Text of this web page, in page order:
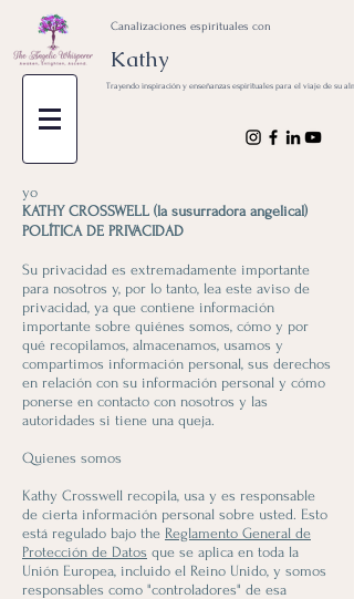
Kathy
Canalizaciones espirituales con
Trayendo inspiración y enseñanzas espirituales para el viaje de su
yo
KATHY CROSSWELL (la susurradora angelical)
POLÍTICA DE PRIVACIDAD
Su privacidad es extremadamente importante
para nosotros y, por lo tanto, lea este aviso de
privacidad, ya que contiene información
importante sobre quiénes somos, cómo y por
qué recopilamos, almacenamos, usamos y
compartimos información personal, sus derechos
en relación con su información personal y cómo
ponerse en contacto con nosotros y las
autoridades si tiene una queja.
Quienes somos
Kathy Crosswell recopila, usa y es responsable
de cierta información personal sobre usted. Esto
está regulado bajo the Reglamento General de
Protección de Datos que se aplica en toda la
Unión Europea, incluido el Reino Unido, y somos
responsables como "controladores" de esa